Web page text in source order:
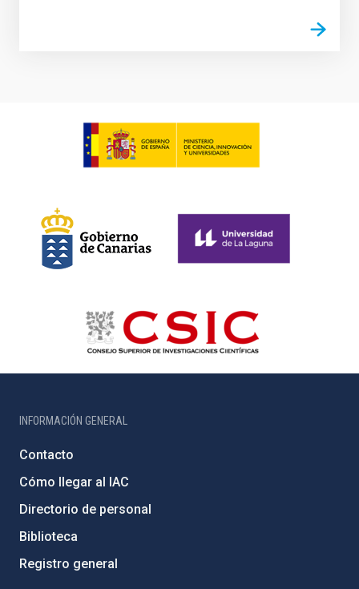
INFORMACIÓN GENERAL
Contacto
Cómo llegar al IAC
Directorio de personal
Biblioteca
Registro general